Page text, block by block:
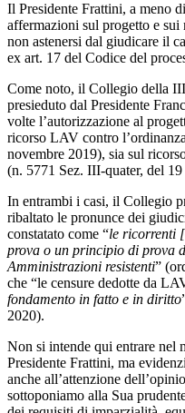
Il Presidente Frattini, a meno
affermazioni sul progetto e
non astenersi dal giudicare il
ex art. 17 del Codice del
Come noto, il Collegio della
presieduto dal Presidente
volte l’autorizzazione al
ricorso LAV contro
novembre 2019), sia sul
(n. 5771 Sez. III-quater, del
In entrambi i casi, il Collegio
ribaltato le pronunce dei
constatato come “le ricorrenti [
prova o un principio di prova
Amministrazioni resistenti”
che “le censure dedotte da
fondamento in fatto e in diritto
2020).
Non si intende qui entrare nel
Presidente Frattini, ma
anche all’attenzione
sottoponiamo alla Sua